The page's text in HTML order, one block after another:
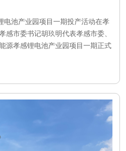
电池产业园项目一期投产活动在孝
感市委书记胡玖明代表孝感市委、
源孝感锂电池产业园项目一期正式